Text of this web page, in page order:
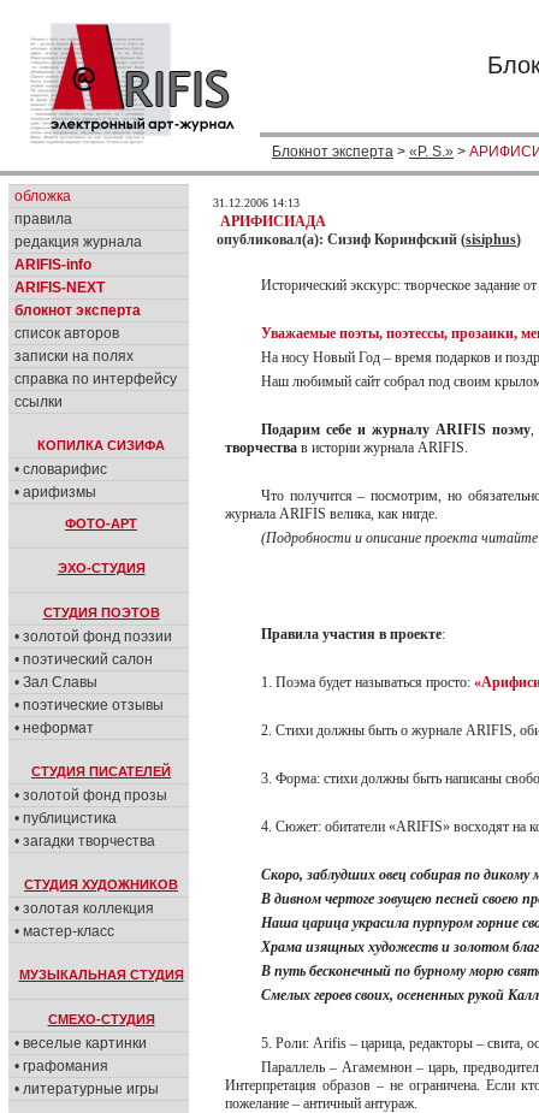
Блокнот эксперта > «P. S.» >
обложка
правила
редакция журнала
ARIFIS-info
ARIFIS-NEXT
блокнот эксперта
список авторов
записки на полях
справка по интерфейсу
ссылки
КОПИЛКА СИЗИФА
• словарифис
• арифизмы
ФОТО-АРТ
ЭХО-СТУДИЯ
СТУДИЯ ПОЭТОВ
• золотой фонд поэзии
• поэтический салон
• Зал Славы
• поэтические отзывы
• неформат
СТУДИЯ ПИСАТЕЛЕЙ
• золотой фонд прозы
• публицистика
• загадки творчества
СТУДИЯ ХУДОЖНИКОВ
• золотая коллекция
• мастер-класс
МУЗЫКАЛЬНАЯ СТУДИЯ
СМЕХО-СТУДИЯ
• веселые картинки
• графомания
• литературные игры
31.12.2006 14:13
АРИФИСИАДА
опубликовал(а): Сизиф Коринфский (sisiphus)
Исторический экскурс: творческое задание
Уважаемые поэты, поэтессы, прозаики,
На носу Новый Год – время подарков и
Наш любимый сайт собрал под своим
Подарим себе и журналу ARIFIS поэму,
творчества в истории журнала ARIFIS.
Что получится – посмотрим, но
журнала ARIFIS велика, как нигде.
(Подробности и описание проекта читайте
Правила участия в проекте:
1. Поэма будет называться просто:
2. Стихи должны быть о журнале ARIFIS,
3. Форма: стихи должны быть написаны
4. Сюжет: обитатели «ARIFIS» восходят на
Скоро, заблудших овец собирая по дикому
В дивном чертоге зовущею песней своею
Наша царица украсила пурпуром горние
Храма изящных художеств и золотом
В путь бесконечный по бурному морю
Смелых героев своих, осененных рукой
5. Роли: Arifis – царица, редакторы – свита,
Параллель – Агамемнон – царь,
Интерпретация образов – не ограничена. Если
пожелание – античный антураж.